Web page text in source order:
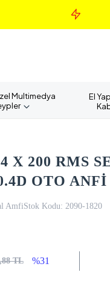
MAİL
Multimedya
El
X 200 RMS
OTO ANFİ
AmfiStok Kodu: 2090-1820
TL %31